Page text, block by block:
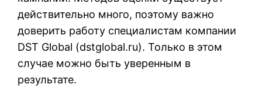
действительно много, поэтому важно
доверить работу специалистам компании
DST Global (dstglobal.ru). Только в этом
случае можно быть уверенным в
результате.